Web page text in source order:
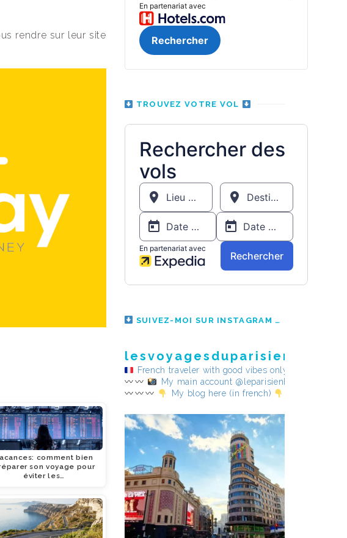
rendre sur leur site
comment bien
son voyage pour
éviter les…
TROUVEZ VOTRE VOL
SUIVEZ-MOI SUR INSTAGRAM
French traveler with good vibes only
My main account @leparisienheureux
My blog here (in french)